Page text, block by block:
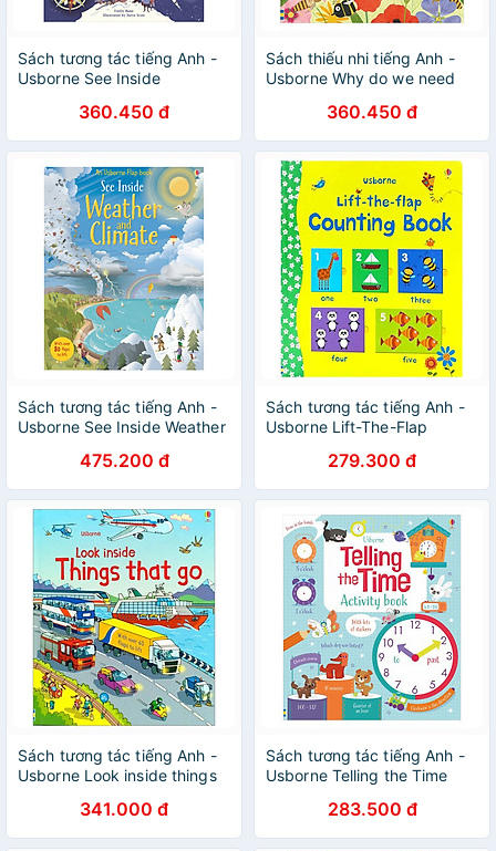
Sách tương tác tiếng Anh -
Usborne See Inside
360.450 đ
Sách thiếu nhi tiếng Anh -
Usborne Why do we need
360.450 đ
Sách tương tác tiếng Anh -
Usborne See Inside Weather
475.200 đ
Sách tương tác tiếng Anh -
Usborne Lift-The-Flap
279.300 đ
Sách tương tác tiếng Anh -
Usborne Look inside things
341.000 đ
Sách tương tác tiếng Anh -
Usborne Telling the Time
283.500 đ